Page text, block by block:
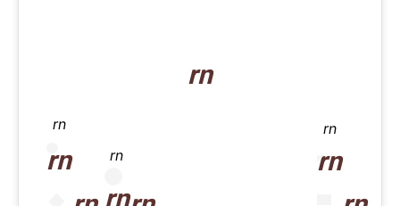
rn
rn
rn
rn
rn
rn
rn